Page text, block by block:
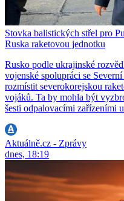
Stovka balistických střel pro
Ruska raketovou jednotku
Rusko podle ukrajinské
vojenské spolupráci se
rozmístit severokorejskou
vojáků. Ta by mohla být
šesti odpalovacími zařízeními
Aktuálně.cz - Zprávy
dnes, 18:19